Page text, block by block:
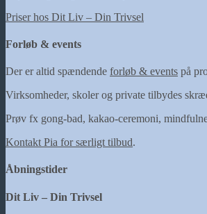
Priser hos Dit Liv – Din Trivsel
Forløb & events
Der er altid spændende forløb & events på
Virksomheder, skoler og private tilbydes
Prøv fx gong-bad, kakao-ceremoni,
Kontakt Pia for særligt tilbud.
Åbningstider
Dit Liv – Din Trivsel